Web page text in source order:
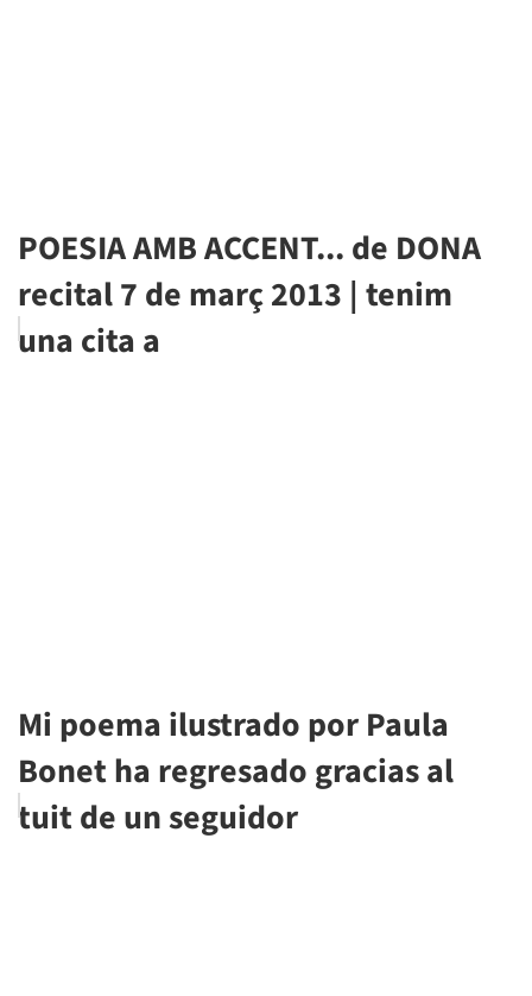
POESIA AMB ACCENT... de DONA
recital 7 de març 2013 | tenim
una cita a
Mi poema ilustrado por Paula
Bonet ha regresado gracias al
tuit de un seguidor